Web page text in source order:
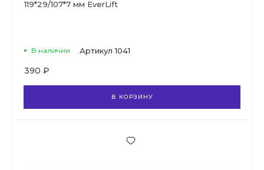
119*29/107*7 мм EverLift
В наличии Артикул 1041
390 ₽
В КОРЗИНУ